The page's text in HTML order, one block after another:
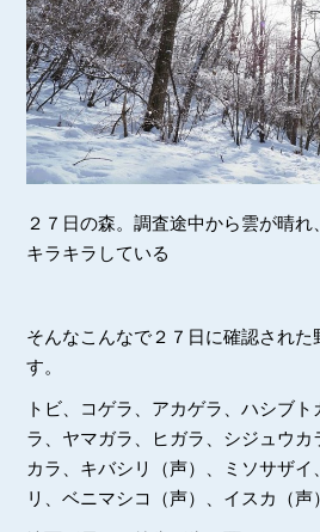
２７日の森。調査途中から雲が晴
キラキラしている
そんなこんなで２７日に確認され
す。
トビ、コゲラ、アカゲラ、ハシブ
ラ、ヤマガラ、ヒガラ、シジュウカ
カラ、キバシリ（声）、ミソサザ
リ、ベニマシコ（声）、イスカ（